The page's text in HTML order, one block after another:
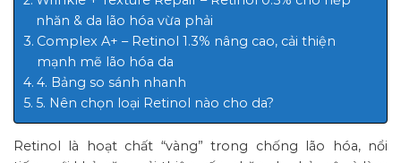
nhăn & da lão hóa vừa phải
Complex A+ – Retinol 1.3% nâng cao, cải thiện
mạnh mẽ lão hóa da
4. Bảng so sánh nhanh
5. Nên chọn loại Retinol nào cho da?
Retinol là hoạt chất “vàng” trong chống lão hóa, nổi